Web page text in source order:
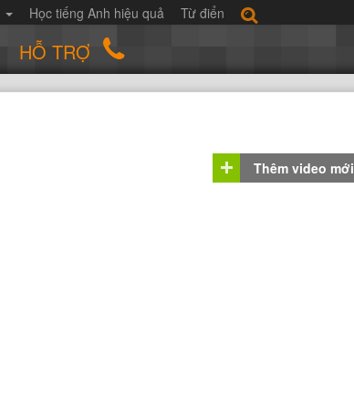
Học tiếng Anh hiệu quả Từ điển
HỖ TRỢ
Thêm video mới